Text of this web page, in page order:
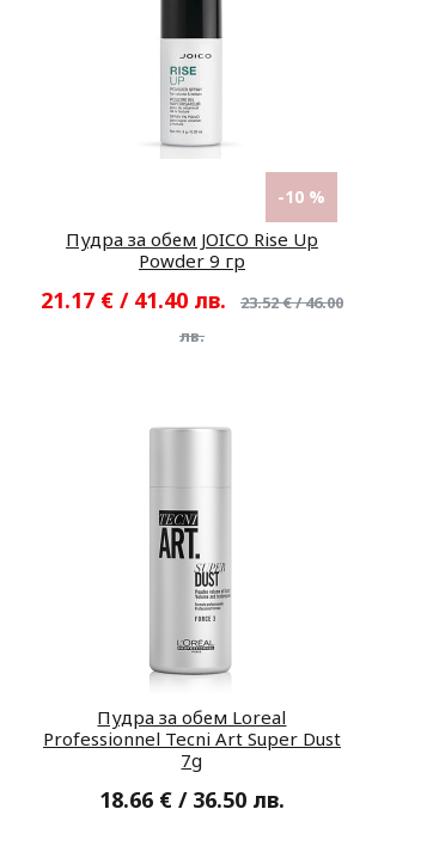
-10 %
Пудра за обем JOICO Rise Up
Powder 9 гр
21.17 € / 41.40 лв.
23.52 € / 46.00
лв.
Пудра за обем Loreal
Professionnel Tecni Art Super Dust
7g
18.66 € / 36.50 лв.